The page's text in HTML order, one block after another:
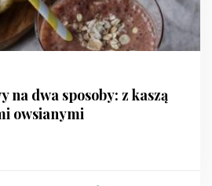
na dwa sposoby: z kaszą
owsianymi